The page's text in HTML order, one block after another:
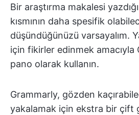
Bir araştırma makalesi
kısmının daha spesifik
düşündüğünüzü varsayalım.
için fikirler edinmek amacıyla
pano olarak kullanın.
Grammarly, gözden
yakalamak için ekstra bir çift